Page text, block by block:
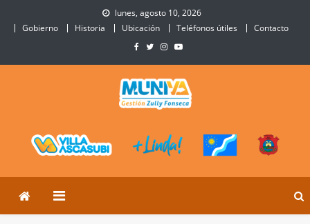
lunes, agosto 10, 2026
Gobierno
Historia Ubicación Teléfonos útiles Contacto
Ascasubi